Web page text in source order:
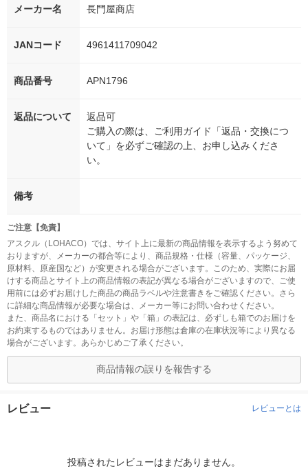
メーカー名 長門屋商店
JANコード 4961411709042
商品番号 APN1796
返品について
返品可
ご購入の際は、ご利用ガイド「返品・交換につ
いて」を必ずご確認の上、お申し込みくださ
い。
備考
ご注意【免責】
アスクル（LOHACO）では、サイト上に最新の商品情報を表示するよう努めて
おりますが、メーカーの都合等により、商品規格・仕様（容量、パッケージ、
原材料、原産国など）が変更される場合がございます。このため、実際にお届
けする商品とサイト上の商品情報の表記が異なる場合がございますので、ご使
用前には必ずお届けした商品の商品ラベルや注意書きをご確認ください。さら
に詳細な商品情報が必要な場合は、メーカー等にお問い合わせください。
また、商品名における「セット」や「箱」の表記は、必ずしも箱でのお届けを
お約束するものではありません。お届け形態は倉庫の在庫状況等により異なる
場合がございます。あらかじめご了承ください。
商品情報の誤りを報告する
レビュー レビューとは
投稿されたレビューはまだありません。